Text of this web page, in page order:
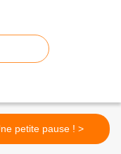
Une petite pause ! >